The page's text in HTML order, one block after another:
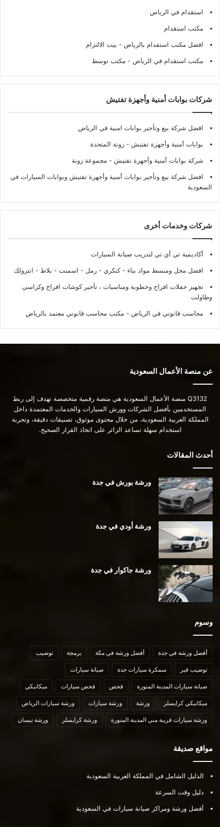
استقدام في الرياض
مكتب استقدام
افضل مكتب استقدام بالرياض - بيت الالتزام
مكتب استقدام في الرياض - مكتب توسط
شركات بوابات أمنية وأجهزة تفتيش
افضل شركة بيع وتأجير بوابات امنية في الرياض
بوابات أمنية وأجهزة تفتيش - زونة المتحدة
شركة بوابات أمنية وأجهزة تفتيش - مجموعة زونة
افضل شركة بيع وتأجير بوابات أمنية وأجهزة تفتيش وبوابات السيارات في
السعودية
شركات وخدمات أخرى
أكاديمية تي أي تي لتدريب صيانة السيارات
افضل محل ومبسط مواد بناء - كنكري - رمل - اسمنت - بلاط - انترولك
تجهيز حفلات افراح وخطوبة ومناسبات ، تأجير كوشات افراح وكراسي
وطاولت
محاسب قانوني في الرياض - مكتب محاسب قانوني معتمد بالرياض
عن منصة الأعمال السعودية
Q3132 منصة الأعمال السعودية هي منصة رقمية متخصصة تهدف إلى ربط
المستخدمين بأفضل الشركات وورش السيارات والخدمات المعتمدة داخل
المملكة العربية السعودية، من خلال محتوى موثوق، تصنيفات دقيقة، وتجربة
استخدام سهلة تساعد الزائر على اتخاذ القرار الصحيح.
أحدث المقالات
ورشة بورش في جدة
ورشة أودي في جدة
ورشة جاكوار في جدة
وسوم
أفضل ورشة في جدة أفضل ورشة في مكة برمجة توضيب
توضيب قير سمكرة سيارات جدة صيانة سيارات
صيانة سيارات المدينة المنورة فحص فحص سيارات ميكانيكي
ميكانيكي كرايسلر ورشة ورشة سيارات ورشة سيارات الرياض
ورشة سيارات قريبة مني المدينة المنورة ورشة كرايسلر ورشة نيسان
مواقع صديقة
الدليل الشامل في المملكة العربية السعودية
دليل وقت السرعة
أفضل ورشة ومراكز صيانة سيارات في السعودية